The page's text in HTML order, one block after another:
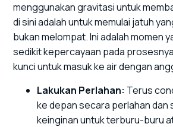
menggunakan gravitasi untuk
di sini adalah untuk memulai jatuh
bukan melompat. Ini adalah momen
sedikit kepercayaan pada
kunci untuk masuk ke air dengan
Lakukan Perlahan: Terus
ke depan secara perlahan dan
keinginan untuk terburu-buru